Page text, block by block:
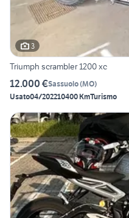
3
Triumph scrambler 1200 xc
12.000 €Sassuolo(MO)
Usato04/202210400 KmTurismo